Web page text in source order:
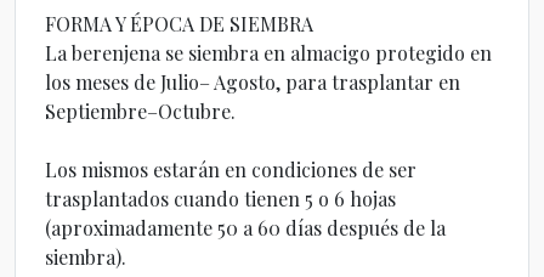
FORMA Y ÉPOCA DE SIEMBRA
La berenjena se siembra en almacigo protegido en
los meses de Julio– Agosto, para trasplantar en
Septiembre–Octubre.
Los mismos estarán en condiciones de ser
trasplantados cuando tienen 5 o 6 hojas
(aproximadamente 50 a 60 días después de la
siembra).